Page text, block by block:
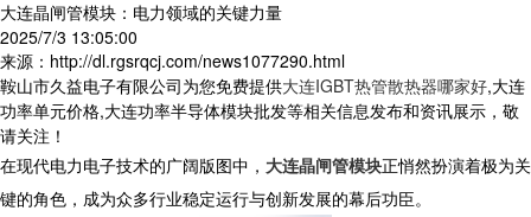
大连晶闸管模块：电力领域的关键力量
2025/7/3 13:05:00
来源：http://dl.rgsrqcj.com/news1077290.html
鞍山市久益电子有限公司为您免费提供大连IGBT热管散热器哪家好,大连
功率单元价格,大连功率半导体模块批发等相关信息发布和资讯展示，敬
请关注！
在现代电力电子技术的广阔版图中， 大连晶闸管模块正悄然扮演着极为关
键的角色，成为众多行业稳定运行与创新发展的幕后功臣。​